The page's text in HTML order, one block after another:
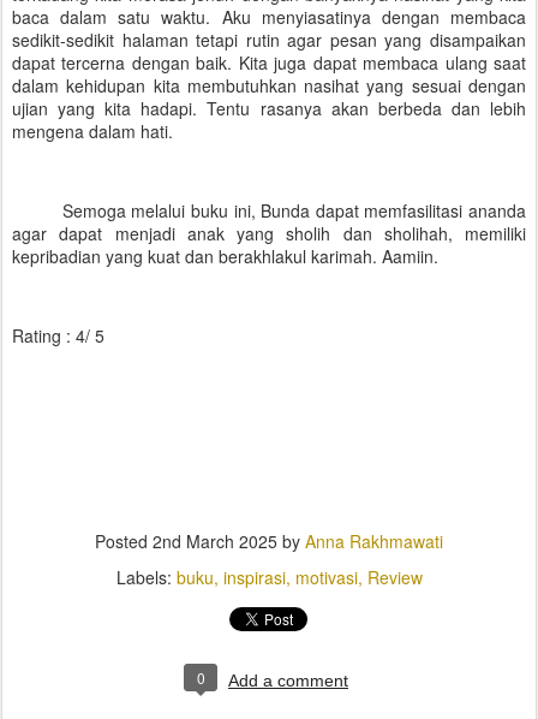
baca dalam satu waktu. Aku menyiasatinya dengan membaca
sedikit-sedikit halaman tetapi rutin agar pesan yang disampaikan
dapat tercerna dengan baik. Kita juga dapat membaca ulang saat
dalam kehidupan kita membutuhkan nasihat yang sesuai dengan
ujian yang kita hadapi. Tentu rasanya akan berbeda dan lebih
mengena dalam hati.
Semoga melalui buku ini, Bunda dapat memfasilitasi ananda
agar dapat menjadi anak yang sholih dan sholihah, memiliki
kepribadian yang kuat dan berakhlakul karimah. Aamiin.
Rating : 4/ 5
Posted 2nd March 2025 by Anna Rakhmawati
Labels: buku inspirasi motivasi Review
0 Add a comment